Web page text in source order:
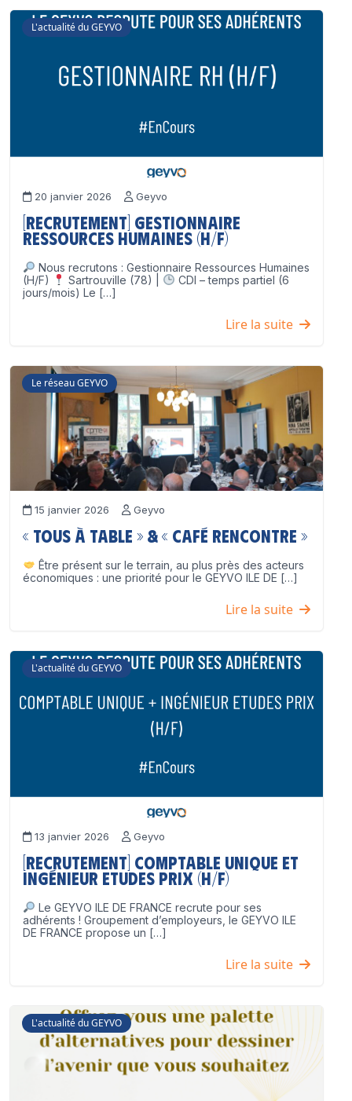
L'actualité du GEYVO
20 janvier 2026 Geyvo
[Recrutement] Gestionnaire
Ressources Humaines (H/F)
Nous recrutons : Gestionnaire Ressources Humaines
(H/F)
Sartrouville (78) |
CDI – temps partiel (6
jours/mois) Le […]
Lire la suite
Le réseau GEYVO
15 janvier 2026 Geyvo
« Tous à table » & « Café Rencontre »
Être présent sur le terrain, au plus près des acteurs
économiques : une priorité pour le GEYVO ILE DE […]
Lire la suite
L'actualité du GEYVO
13 janvier 2026 Geyvo
[Recrutement] Comptable unique et
Ingénieur Etudes Prix (H/F)
Le GEYVO ILE DE FRANCE recrute pour ses
adhérents ! Groupement d’employeurs, le GEYVO ILE
DE FRANCE propose un […]
Lire la suite
L'actualité du GEYVO